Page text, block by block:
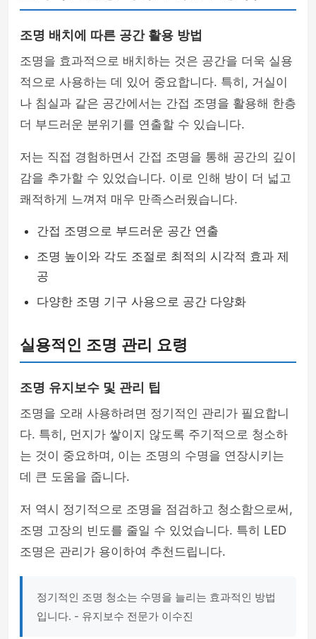
조명 배치에 따른 공간 활용 방법
조명을 효과적으로 배치하는 것은 공간을 더욱 실용
적으로 사용하는 데 있어 중요합니다. 특히, 거실이
나 침실과 같은 공간에서는 간접 조명을 활용해 한층
더 부드러운 분위기를 연출할 수 있습니다.
저는 직접 경험하면서 간접 조명을 통해 공간의 깊이
감을 추가할 수 있었습니다. 이로 인해 방이 더 넓고
쾌적하게 느껴져 매우 만족스러웠습니다.
간접 조명으로 부드러운 공간 연출
조명 높이와 각도 조절로 최적의 시각적 효과 제
공
다양한 조명 기구 사용으로 공간 다양화
실용적인 조명 관리 요령
조명 유지보수 및 관리 팁
조명을 오래 사용하려면 정기적인 관리가 필요합니
다. 특히, 먼지가 쌓이지 않도록 주기적으로 청소하
는 것이 중요하며, 이는 조명의 수명을 연장시키는
데 큰 도움을 줍니다.
저 역시 정기적으로 조명을 점검하고 청소함으로써,
조명 고장의 빈도를 줄일 수 있었습니다. 특히 LED
조명은 관리가 용이하여 추천드립니다.
정기적인 조명 청소는 수명을 늘리는 효과적인 방법
입니다. - 유지보수 전문가 이수진